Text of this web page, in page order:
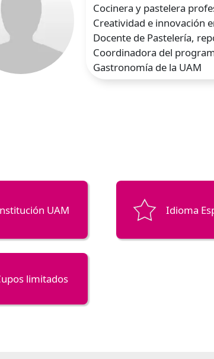
Cocinera y pastelera
Creatividad e innovación
Docente de Pastelería,
Coordinadora del
Gastronomía de la UAM
UAM Idioma
limitados